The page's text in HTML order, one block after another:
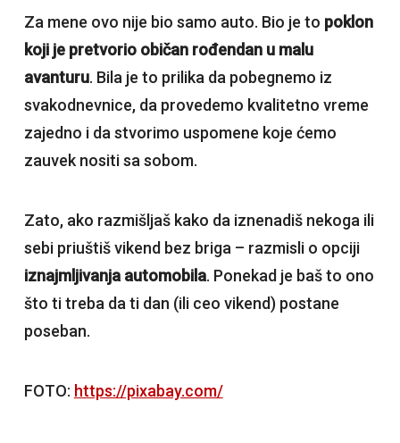
Za mene ovo nije bio samo auto. Bio je to poklon
koji je pretvorio običan rođendan u malu
avanturu. Bila je to prilika da pobegnemo iz
svakodnevnice, da provedemo kvalitetno vreme
zajedno i da stvorimo uspomene koje ćemo
zauvek nositi sa sobom.
Zato, ako razmišljaš kako da iznenadiš nekoga ili
sebi priuštiš vikend bez briga – razmisli o opciji
iznajmljivanja automobila. Ponekad je baš to ono
što ti treba da ti dan (ili ceo vikend) postane
poseban.
FOTO: https://pixabay.com/